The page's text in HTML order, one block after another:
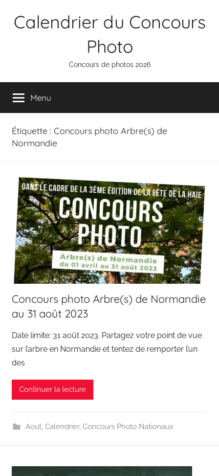
Calendrier du Concours
Photo
Concours de photos 2026
Menu
Étiquette : Concours photo Arbre(s) de
Normandie
Concours photo Arbre(s) de Normandie
au 31 août 2023
Date limite: 31 août 2023. Partagez votre point de vue
sur l’arbre en Normandie et tentez de remporter l’un
des
Continuer la lecture
Aout, Calendrier, Concours Photo Nationaux